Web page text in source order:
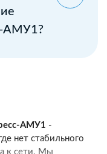
АМУ1?
АМУ1 -
нет стабильного
к сети. Мы